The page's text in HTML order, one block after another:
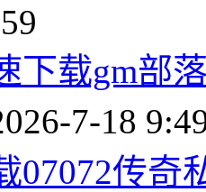
下载gm部
7-18
07072传奇